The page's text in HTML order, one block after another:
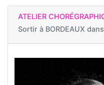
ATELIER
Sortir à BORDEAUX